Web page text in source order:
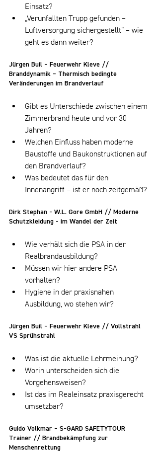
Einsatz?
„Verunfallten Trupp gefunden –
Luftversorgung sichergestellt“ – wie
geht es dann weiter?
Jürgen Buil – Feuerwehr Kleve //
Branddynamik – Thermisch bedingte
Veränderungen im Brandverlauf
Gibt es Unterschiede zwischen einem
Zimmerbrand heute und vor 30
Jahren?
Welchen Einfluss haben moderne
Baustoffe und Baukonstruktionen auf
den Brandverlauf?
Was bedeutet das für den
Innenangriff – ist er noch zeitgemäß?
Dirk Stephan - W.L. Gore GmbH // Moderne
Schutzkleidung - im Wandel der Zeit
Wie verhält sich die PSA in der
Realbrandausbildung?
Müssen wir hier andere PSA
vorhalten?
Hygiene in der praxisnahen
Ausbildung, wo stehen wir?
Jürgen Buil – Feuerwehr Kleve // Vollstrahl
VS Sprühstrahl
Was ist die aktuelle Lehrmeinung?
Worin unterscheiden sich die
Vorgehensweisen?
Ist das im Realeinsatz praxisgerecht
umsetzbar?
Guido Volkmar – S-GARD SAFETYTOUR
Trainer // Brandbekämpfung zur
Menschenrettung